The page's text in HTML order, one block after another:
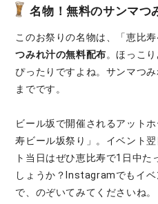
名物！無料のサンマつ
このお祭りの名物は、「恵比
つみれ汁の無料配布。ほっこ
ぴったりですよね。サンマつ
までです。
ビール坂で開催されるアット
寿ビール坂祭り」。イベント
ト当日はぜひ恵比寿で1日中
しょうか？Instagramでもイ
で、のぞいてみてくださいね。